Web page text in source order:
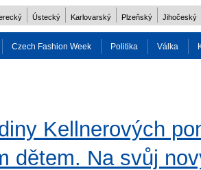
Ústecký Karlovarský Plzeňský Jihočeský
Czech Fashion Week Politika Válka
Kellnerových
dětem. Na svůj